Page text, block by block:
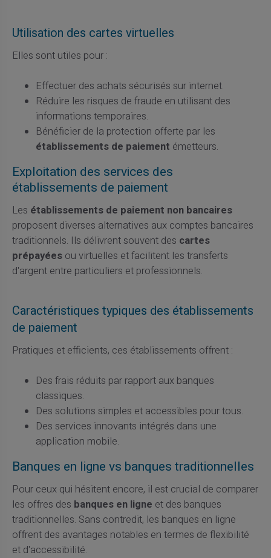
Utilisation des cartes virtuelles
Elles sont utiles pour :
Effectuer des achats sécurisés sur internet.
Réduire les risques de fraude en utilisant des
informations temporaires.
Bénéficier de la protection offerte par les
établissements de paiement émetteurs.
Exploitation des services des
établissements de paiement
Les établissements de paiement non bancaires
proposent diverses alternatives aux comptes bancaires
traditionnels. Ils délivrent souvent des cartes
prépayéesou virtuelles et facilitent les transferts
d'argent entre particuliers et professionnels.
Caractéristiques typiques des établissements
de paiement
Pratiques et efficients, ces établissements offrent :
Des frais réduits par rapport aux banques
classiques.
Des solutions simples et accessibles pour tous.
Des services innovants intégrés dans une
application mobile.
Banques en ligne vs banques traditionnelles
Pour ceux qui hésitent encore, il est crucial de comparer
les offres des banques en ligne et des banques
traditionnelles. Sans contredit, les banques en ligne
offrent des avantages notables en termes de flexibilité
et d'accessibilité.